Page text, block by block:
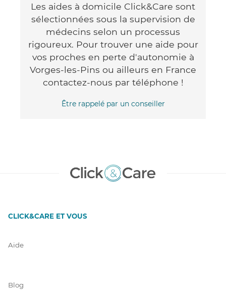
Les aides à domicile Click&Care sont
sélectionnées sous la supervision de
médecins selon un processus
rigoureux. Pour trouver une aide pour
vos proches en perte d'autonomie à
Vorges-les-Pins ou ailleurs en France
contactez-nous par téléphone !
Être rappelé par un conseiller
CLICK&CARE ET VOUS
Aide
Blog